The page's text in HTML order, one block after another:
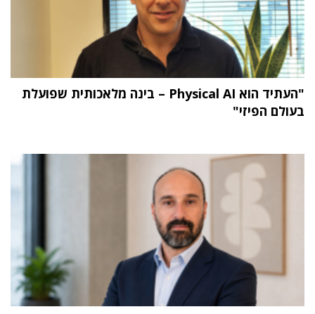
"העתיד הוא Physical AI – בינה מלאכותית שפועלת
בעולם הפיזי"